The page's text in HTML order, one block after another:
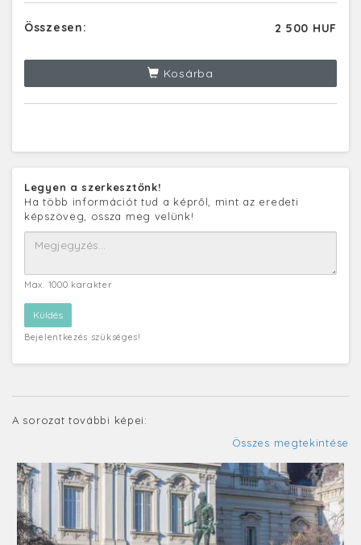
Összesen: 2 500 HUF
Kosárba
Legyen a szerkesztőnk!
Ha több információt tud a képről, mint az eredeti
képszöveg, ossza meg velünk!
Max. 1000 karakter
Bejelentkezés szükséges!
A sorozat további képei:
Összes megtekintése